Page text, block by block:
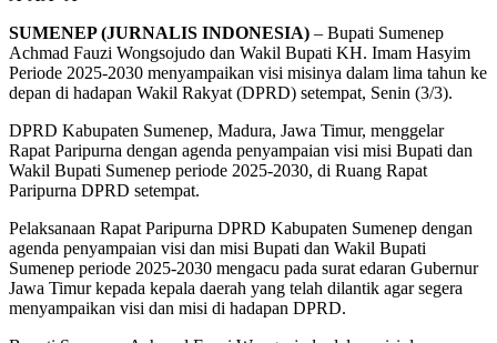
SUMENEP (JURNALIS INDONESIA) – Bupati Sumenep
Achmad Fauzi Wongsojudo dan Wakil Bupati KH. Imam Hasyim
Periode 2025-2030 menyampaikan visi misinya dalam lima tahun ke
depan di hadapan Wakil Rakyat (DPRD) setempat, Senin (3/3).
DPRD Kabupaten Sumenep, Madura, Jawa Timur, menggelar
Rapat Paripurna dengan agenda penyampaian visi misi Bupati dan
Wakil Bupati Sumenep periode 2025-2030, di Ruang Rapat
Paripurna DPRD setempat.
Pelaksanaan Rapat Paripurna DPRD Kabupaten Sumenep dengan
agenda penyampaian visi dan misi Bupati dan Wakil Bupati
Sumenep periode 2025-2030 mengacu pada surat edaran Gubernur
Jawa Timur kepada kepala daerah yang telah dilantik agar segera
menyampaikan visi dan misi di hadapan DPRD.